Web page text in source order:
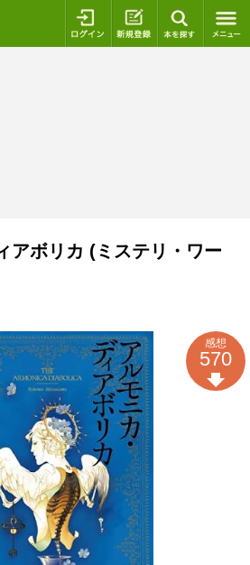
ログイン 新規登録
アボリカ (ミステリ・ワー
感想
570